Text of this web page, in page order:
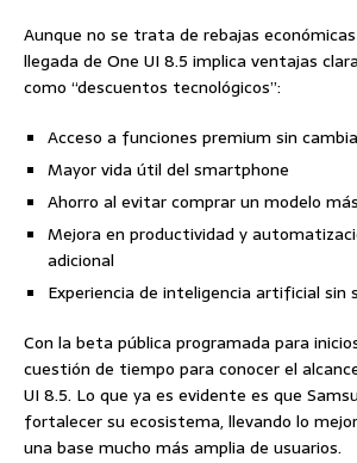
Aunque no se trata de rebajas
llegada de One UI 8.5 implica ventajas
como “descuentos tecnológicos”:
Acceso a funciones premium sin
Mayor vida útil del smartphone
Ahorro al evitar comprar un modelo
Mejora en productividad y
adicional
Experiencia de inteligencia artificial sin
Con la beta pública programada para
cuestión de tiempo para conocer el
UI 8.5. Lo que ya es evidente es que
fortalecer su ecosistema, llevando lo
una base mucho más amplia de usuarios.